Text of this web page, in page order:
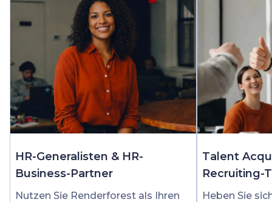
HR-Generalisten & HR-
Business-Partner
Nutzen Sie Renderforest als Ihren
Talent
Recruiting-
Heben Sie